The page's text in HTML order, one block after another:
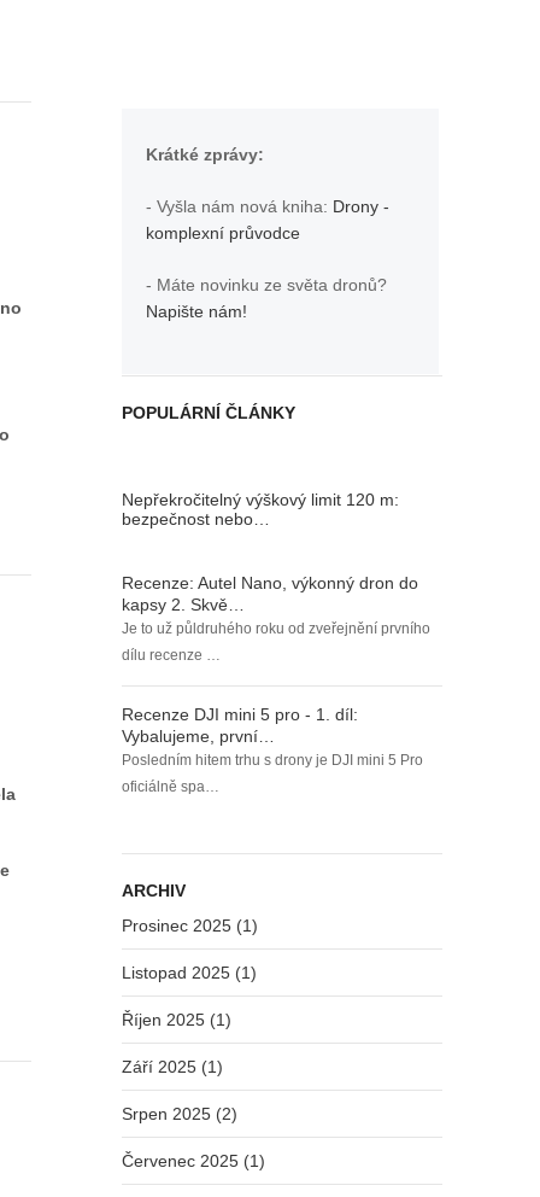
Krátké zprávy:
- Vyšla nám nová kniha: Drony -
komplexní průvodce
- Máte novinku ze světa dronů?
Napište nám!
POPULÁRNÍ ČLÁNKY
Nepřekročitelný výškový limit 120 m:
bezpečnost nebo…
Recenze: Autel Nano, výkonný dron do
kapsy 2. Skvě…
Je to už půldruhého roku od zveřejnění prvního
dílu recenze …
Recenze DJI mini 5 pro - 1. díl:
Vybalujeme, první…
Posledním hitem trhu s drony je DJI mini 5 Pro
oficiálně spa…
ARCHIV
Prosinec 2025 (1)
Listopad 2025 (1)
Říjen 2025 (1)
Září 2025 (1)
Srpen 2025 (2)
Červenec 2025 (1)